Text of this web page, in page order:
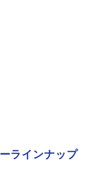
ラインナップ